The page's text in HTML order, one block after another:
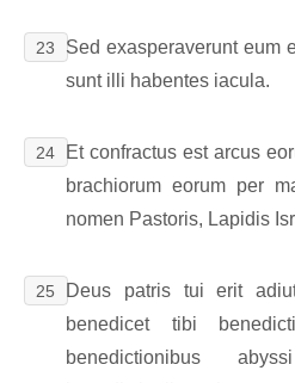
23
Sed exasperaverunt eum
sunt illi habentes iacula.
24
Et confractus est arcus
brachiorum eorum per
nomen Pastoris, Lapidis
25
Deus patris tui erit
benedicet tibi
benedictionibus